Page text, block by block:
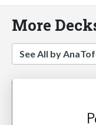
More
See All by